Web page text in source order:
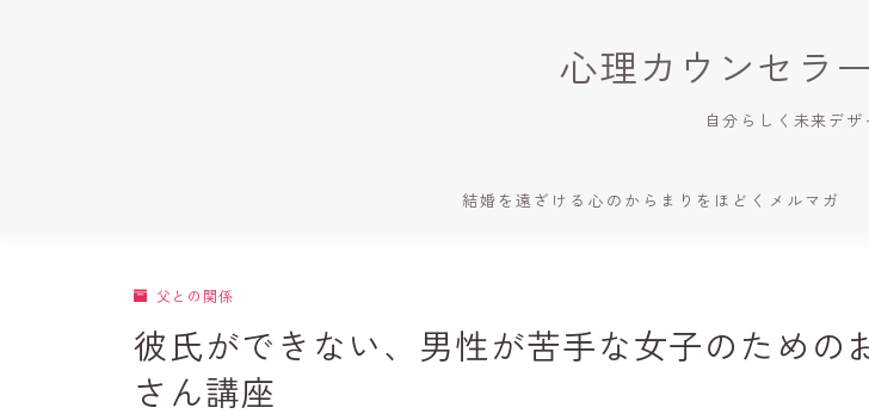
心理カウンセラ
自分らしく未来デザ
結婚を遠ざける心のからまりをほどくメルマガ
父との関係
彼氏ができない、男性が苦手な女子のための
さん講座